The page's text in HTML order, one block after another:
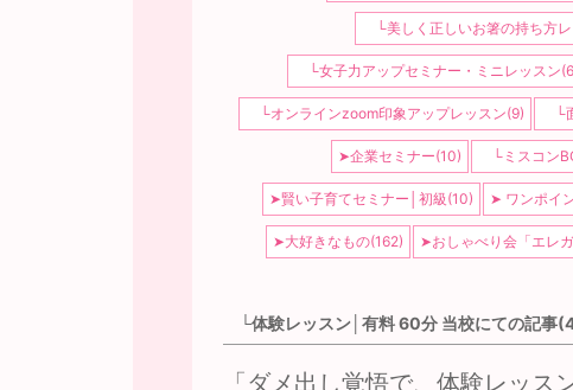
└美しく正しいお箸の持ち方
└女子力アップセミナー・ミニレッスン
└オンラインzoom印象アップレッスン(9) └
➤企業セミナー(10) └ミスコン
➤賢い子育てセミナー│初級(10) ➤ ワンポイ
➤大好きなもの(162) ➤おしゃべり会「エレ
└体験レッスン│有料 60分 当校にての記事
「ダメ出し覚悟で、体験レッ